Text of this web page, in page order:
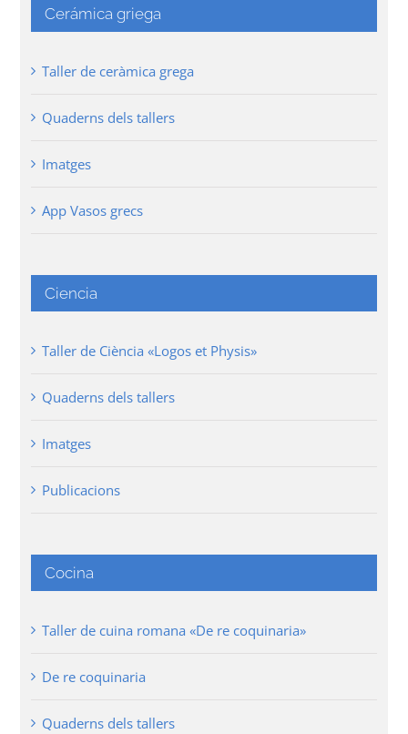
Cerámica griega
Taller de ceràmica grega
Quaderns dels tallers
Imatges
App Vasos grecs
Ciencia
Taller de Ciència «Logos et Physis»
Quaderns dels tallers
Imatges
Publicacions
Cocina
Taller de cuina romana «De re coquinaria»
De re coquinaria
Quaderns dels tallers